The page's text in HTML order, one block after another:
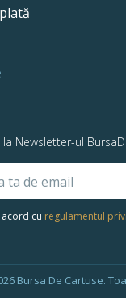
Newsletter-ul
cu regulamentul
Bursa De Cartuse.